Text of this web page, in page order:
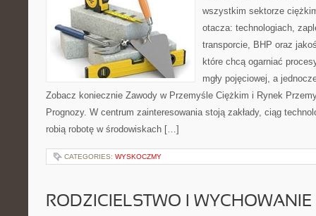
wszystkim sektorze
otacza: technologiach,
transporcie, BHP oraz
które chcą ogarniać
mgły pojęciowej, a
Zobacz koniecznie Zawody w Przemyśle Ciężkim i Rynek
Prognozy. W centrum zainteresowania stoją zakłady, ciąg
robią robotę w środowiskach […]
CATEGORIES: WYSKOCZMY
RODZICIELSTWO I WYCHOWANIE